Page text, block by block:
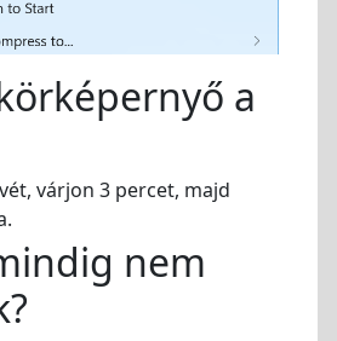
a
várjon 3 percet, majd
nem